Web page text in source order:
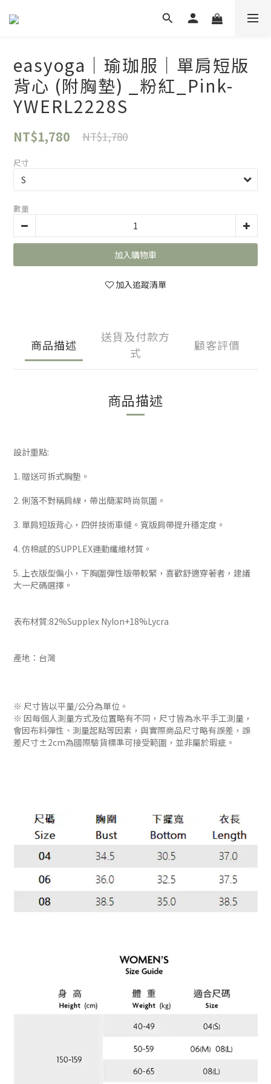
easyoga｜瑜珈服｜單肩短版
背心 (附胸墊) _粉紅_Pink-
YWERL2228S
NT$1,780 NT$1,780
尺寸
數量
加入購物車
加入追蹤清單
商品描述
送貨及付款方
式
顧客評價
商品描述
設計重點:
1. 贈送可拆式胸墊。
2. 俐落不對稱肩線，帶出簡潔時尚氛圍。
3. 單肩短版背心，四併技術車縫。寬版肩帶提升穩定度。
4. 仿棉感的SUPPLEX運動纖維材質。
5. 上衣版型偏小，下胸圍彈性版帶較緊，喜歡舒適穿著者，建議
大一尺碼選擇。
表布材質:82%Supplex Nylon+18%Lycra
產地：台灣
※ 尺寸皆以平量/公分為單位。
※ 因每個人測量方式及位置略有不同，尺寸皆為水平手工測量，
會因布料彈性、測量起點等因素，與實際商品尺寸略有誤差，誤
差尺寸±2cm為國際驗貨標準可接受範圍，並非屬於瑕疵。